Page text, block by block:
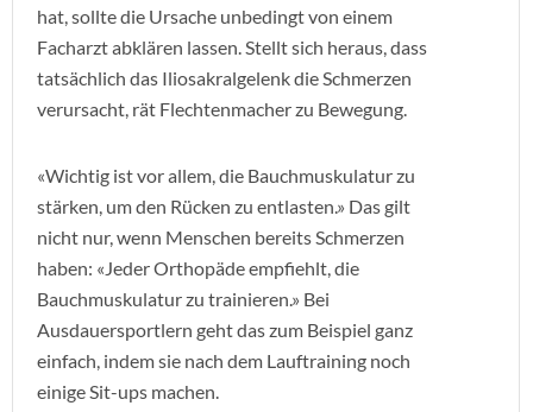
hat, sollte die Ursache unbedingt von einem
Facharzt abklären lassen. Stellt sich heraus, dass
tatsächlich das Iliosakralgelenk die Schmerzen
verursacht, rät Flechtenmacher zu Bewegung.
«Wichtig ist vor allem, die Bauchmuskulatur zu
stärken, um den Rücken zu entlasten.» Das gilt
nicht nur, wenn Menschen bereits Schmerzen
haben: «Jeder Orthopäde empfiehlt, die
Bauchmuskulatur zu trainieren.» Bei
Ausdauersportlern geht das zum Beispiel ganz
einfach, indem sie nach dem Lauftraining noch
einige Sit-ups machen.